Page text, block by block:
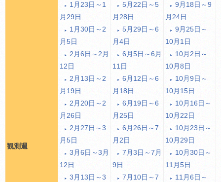
観測週
1月23日～1
月29日
1月30日～2
月5日
2月6日～2月
12日
2月13日～2
月19日
2月20日～2
月26日
2月27日～3
月5日
3月6日～3月
12日
3月13日～3
5月22日～5
月28日
5月29日～6
月4日
6月5日～6月
11日
6月12日～6
月18日
6月19日～6
月25日
6月26日～7
月2日
7月3日～7月
9日
7月10日～7
9月18日～9
月24日
9月25日～
10月1日
10月2日～
10月8日
10月9日～
10月15日
10月16日～
10月22日
10月23日～
10月29日
10月30日～
11月5日
11月6日～